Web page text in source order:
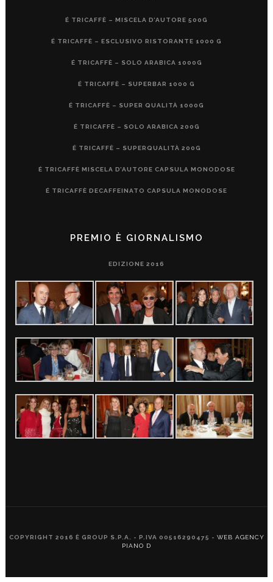
É TRICAFFÈ – MISCELA D’AUTORE 500G
É TRICAFFÈ – ESCLUSIVO RISTORANTE 1000 G
É TRICAFFÈ – SOLO ARABICA 1000G
É TRICAFFÈ – SUPERBAR 1000 G
É TRICAFFÈ – SUPER QUALITÀ 1000G
É TRICAFFÈ – SOLO ARABICA 200G
É TRICAFFÈ – SUPERQUALITÀ 200G
É TRICAFFÈ MISCELA D’AUTORE CAPSULA MONODOSE
É TRICAFFÈ DECAFFEINATO CAPSULA MONODOSE
PREMIO È GIORNALISMO
EDIZIONE 2016
COPYRIGHT 2016 È GROUP S.P.A. - P.IVA 00516290475 - WEB AGENCY
PIANO D